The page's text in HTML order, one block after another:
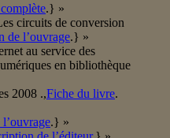
.} »
circuits de conversion
de l’ouvrage.} »
au service des
en bibliothèque
2008 .,Fiche du livre.
.} »